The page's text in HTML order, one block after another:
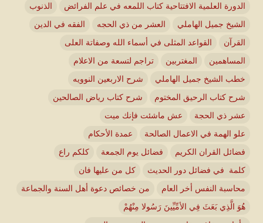
الدورة العلمية الافتتاحية كتاب اللمعه في علم الفرائض
الذنوب
الشيخ جميل الهاملي
العشر من ذي الحجه
الفقه في الدين
القرآن
القواعد المثلى في أسماء الله وصفاتة العلى
المساهمين
المغتربين
تراجم لتسعة من الاعلام
خطب الشيخ جميل الهاملي
شرح الاربعين النوويه
شرح كتاب الرحيق المختوم
شرح كتاب رياض الصالحين
عشر ذي الحجة
عش ماشئت فإنك ميت
علو الهمة في الاعمال الصالحة
عمدة الأحكام
فضائل القران الكريم
فضائل يوم الجمعة
كلكم راع
كلمة في فضائل دور الحديث
كل من عليها فان
محاسبة النفس أخر العام
من خصائص دعوة أهل السنة والجماعة
هُوَ الَّذِي بَعَثَ فِي الأمِّيِّينَ رَسُولا مِنْهُمْ